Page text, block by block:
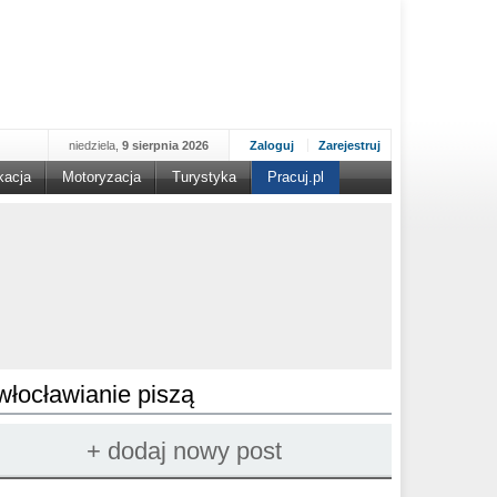
Zaloguj Zarejestruj
niedziela, 9 sierpnia 2026
Motoryzacja Turystyka Pracuj.pl
piszą